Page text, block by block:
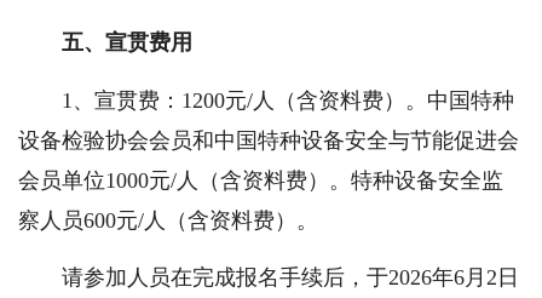
五、宣贯费用
1、宣贯费：1200元/人（含资料费）。中国特种
设备检验协会会员和中国特种设备安全与节能促进会
会员单位1000元/人（含资料费）。特种设备安全监
察人员600元/人（含资料费）。
请参加人员在完成报名手续后，于2026年6月2日